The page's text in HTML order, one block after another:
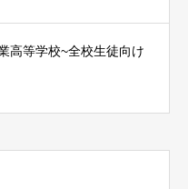
高等学校~全校生徒向け